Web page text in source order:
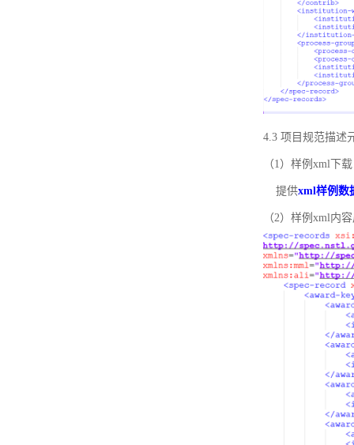
4.3 项目规范描述
（1）样例xml下载
提供xml样例数
（2）样例xml内